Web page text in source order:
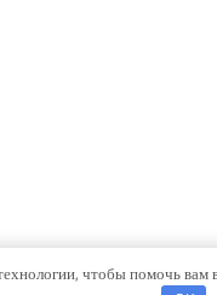
чтобы помочь вам